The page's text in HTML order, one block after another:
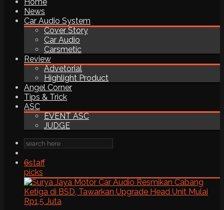
News
Car Audio System
Cover Story
Car Audio
Carsmetic
Review
Advetorial
Highlight Product
Angel Corner
Tips & Trick
ASC
EVENT ASC
JUDGE
6staff
picks